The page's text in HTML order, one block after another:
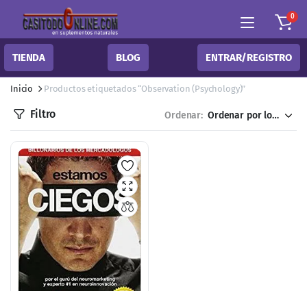
0
TIENDA BLOG ENTRAR/REGISTRO
Inicio Productos etiquetados “Observation (Psychology)”
Filtro Ordenar: